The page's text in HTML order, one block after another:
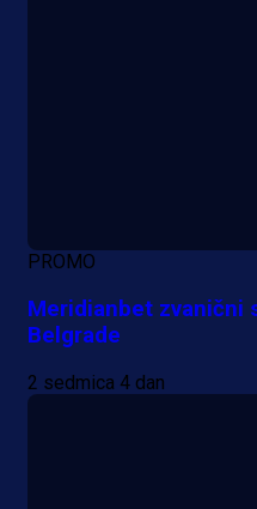
PROMO
Meridianbet zvanični
Belgrade
2 sedmica 4 dan